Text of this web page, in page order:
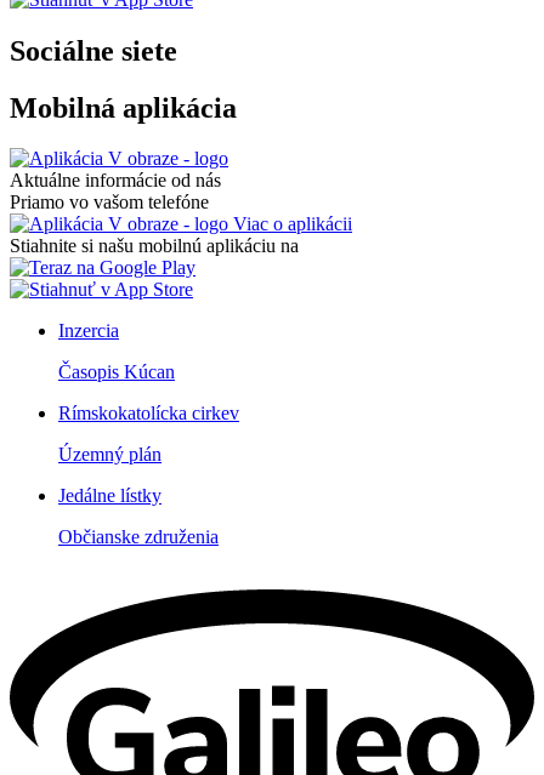
Sociálne siete
Mobilná aplikácia
Aktuálne informácie od nás
Priamo vo vašom telefóne
Viac o aplikácii
Stiahnite si našu mobilnú aplikáciu na
Inzercia
Časopis Kúcan
Rímskokatolícka cirkev
Územný plán
Jedálne lístky
Občianske združenia